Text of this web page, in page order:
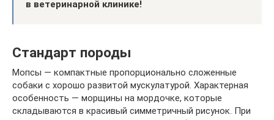
в ветеринарной клинике!
Стандарт породы
Мопсы — компактные пропорционально сложенные
собаки с хорошо развитой мускулатурой. Характерная
особенность — морщины на мордочке, которые
складываются в красивый симметричный рисунок. При